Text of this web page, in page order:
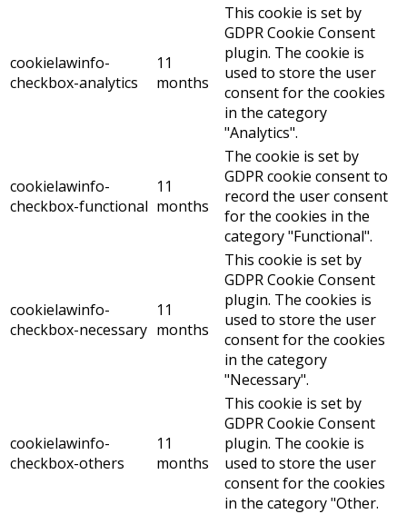
cookielawinfo-
checkbox-analytics
11
months
This cookie is set by
GDPR Cookie Consent
plugin. The cookie is
used to store the user
consent for the cookies
in the category
"Analytics".
cookielawinfo-
checkbox-functional
11
months
The cookie is set by
GDPR cookie consent to
record the user consent
for the cookies in the
category "Functional".
cookielawinfo-
checkbox-necessary
11
months
This cookie is set by
GDPR Cookie Consent
plugin. The cookies is
used to store the user
consent for the cookies
in the category
"Necessary".
cookielawinfo-
checkbox-others
11
months
This cookie is set by
GDPR Cookie Consent
plugin. The cookie is
used to store the user
consent for the cookies
in the category "Other.